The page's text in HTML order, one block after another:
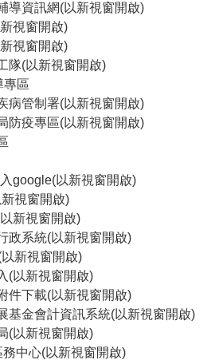
導資訊網(以新視窗開啟)
視窗開啟)
視窗開啟)
隊(以新視窗開啟)
專區
病管制署(以新視窗開啟)
防疫專區(以新視窗開啟)
google(以新視窗開啟)
視窗開啟)
新視窗開啟)
政系統(以新視窗開啟)
新視窗開啟)
(以新視窗開啟)
件下載(以新視窗開啟)
基金會計資訊系統(以新視窗開啟)
(以新視窗開啟)
中心(以新視窗開啟)